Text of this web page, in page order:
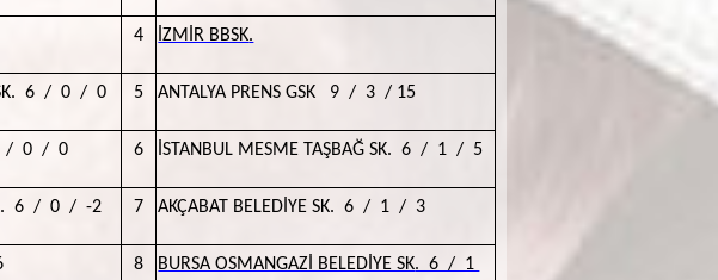
4 İZMİR BBSK.
SK. 6 / 0 / 0 5 ANTALYA PRENS GSK 9 / 3 / 15
6 / 0 / 0 6 İSTANBUL MESME TAŞBAĞ SK. 6 / 1 / 5
6 / 0 / -2 7 AKÇABAT BELEDİYE SK. 6 / 1 / 3
8 BURSA OSMANGAZİ BELEDİYE SK. 6 / 1